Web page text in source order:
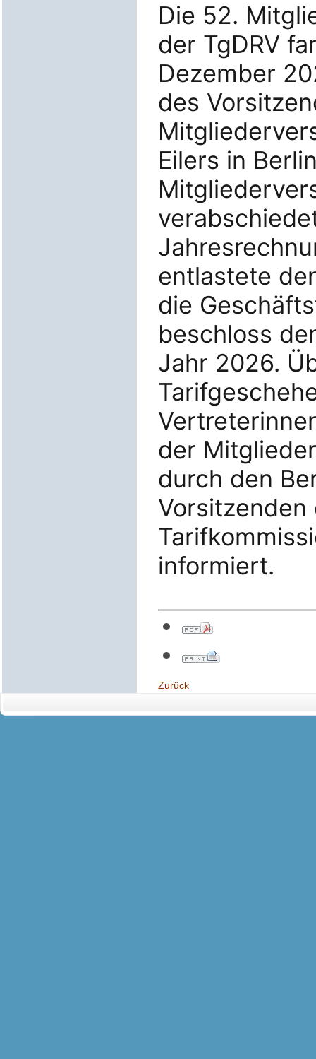
Die 52.
der TgDRV
Dezember
des
Eilers in
entlastete
die
beschloss
Jahr 2026.
der
durch den
Vorsitzenden
informiert.
Zurück